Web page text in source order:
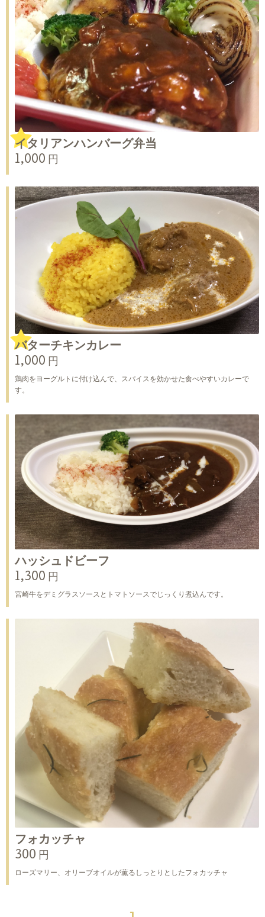
イタリアンハンバーグ弁当
1,000 円
バターチキンカレー
1,000 円
鶏肉をヨーグルトに付け込んで、スパイスを効かせた食べやすいカレーで
す。
ハッシュドビーフ
1,300 円
宮崎牛をデミグラスソースとトマトソースでじっくり煮込んです。
フォカッチャ
300 円
ローズマリー、オリーブオイルが薫るしっとりとしたフォカッチャ